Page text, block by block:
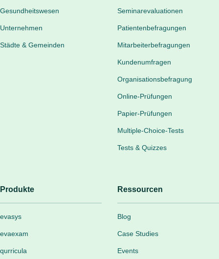
Gesundheitswesen
Unternehmen
Städte & Gemeinden
Seminarevaluationen
Patientenbefragungen
Mitarbeiterbefragungen
Kundenumfragen
Organisationsbefragung
Online-Prüfungen
Papier-Prüfungen
Multiple-Choice-Tests
Tests & Quizzes
Produkte
evasys
evaexam
qurricula
Ressourcen
Blog
Case Studies
Events